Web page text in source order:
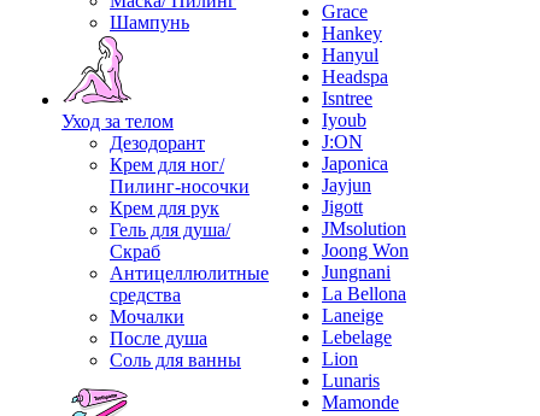
Шампунь
Уход за телом
Дезодорант
Крем для ног/
Пилинг-носочки
Крем для рук
Гель для душа/
Скраб
Антицеллюлитные
средства
Мочалки
После душа
Соль для ванны
Grace
Hankey
Hanyul
Headspa
Isntree
Iyoub
J:ON
Japonica
Jayjun
Jigott
JMsolution
Joong Won
Jungnani
La Bellona
Laneige
Lebelage
Lion
Lunaris
Mamonde